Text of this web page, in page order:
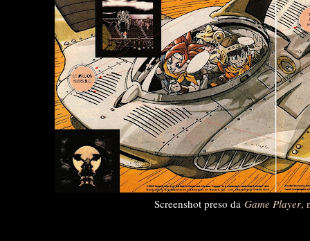
Screenshot preso daGame Player,